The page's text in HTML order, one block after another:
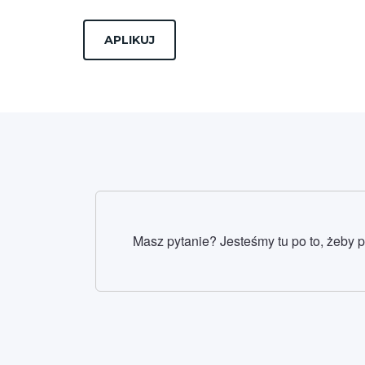
Masz pytanie? Jesteśmy tu po to, żeby